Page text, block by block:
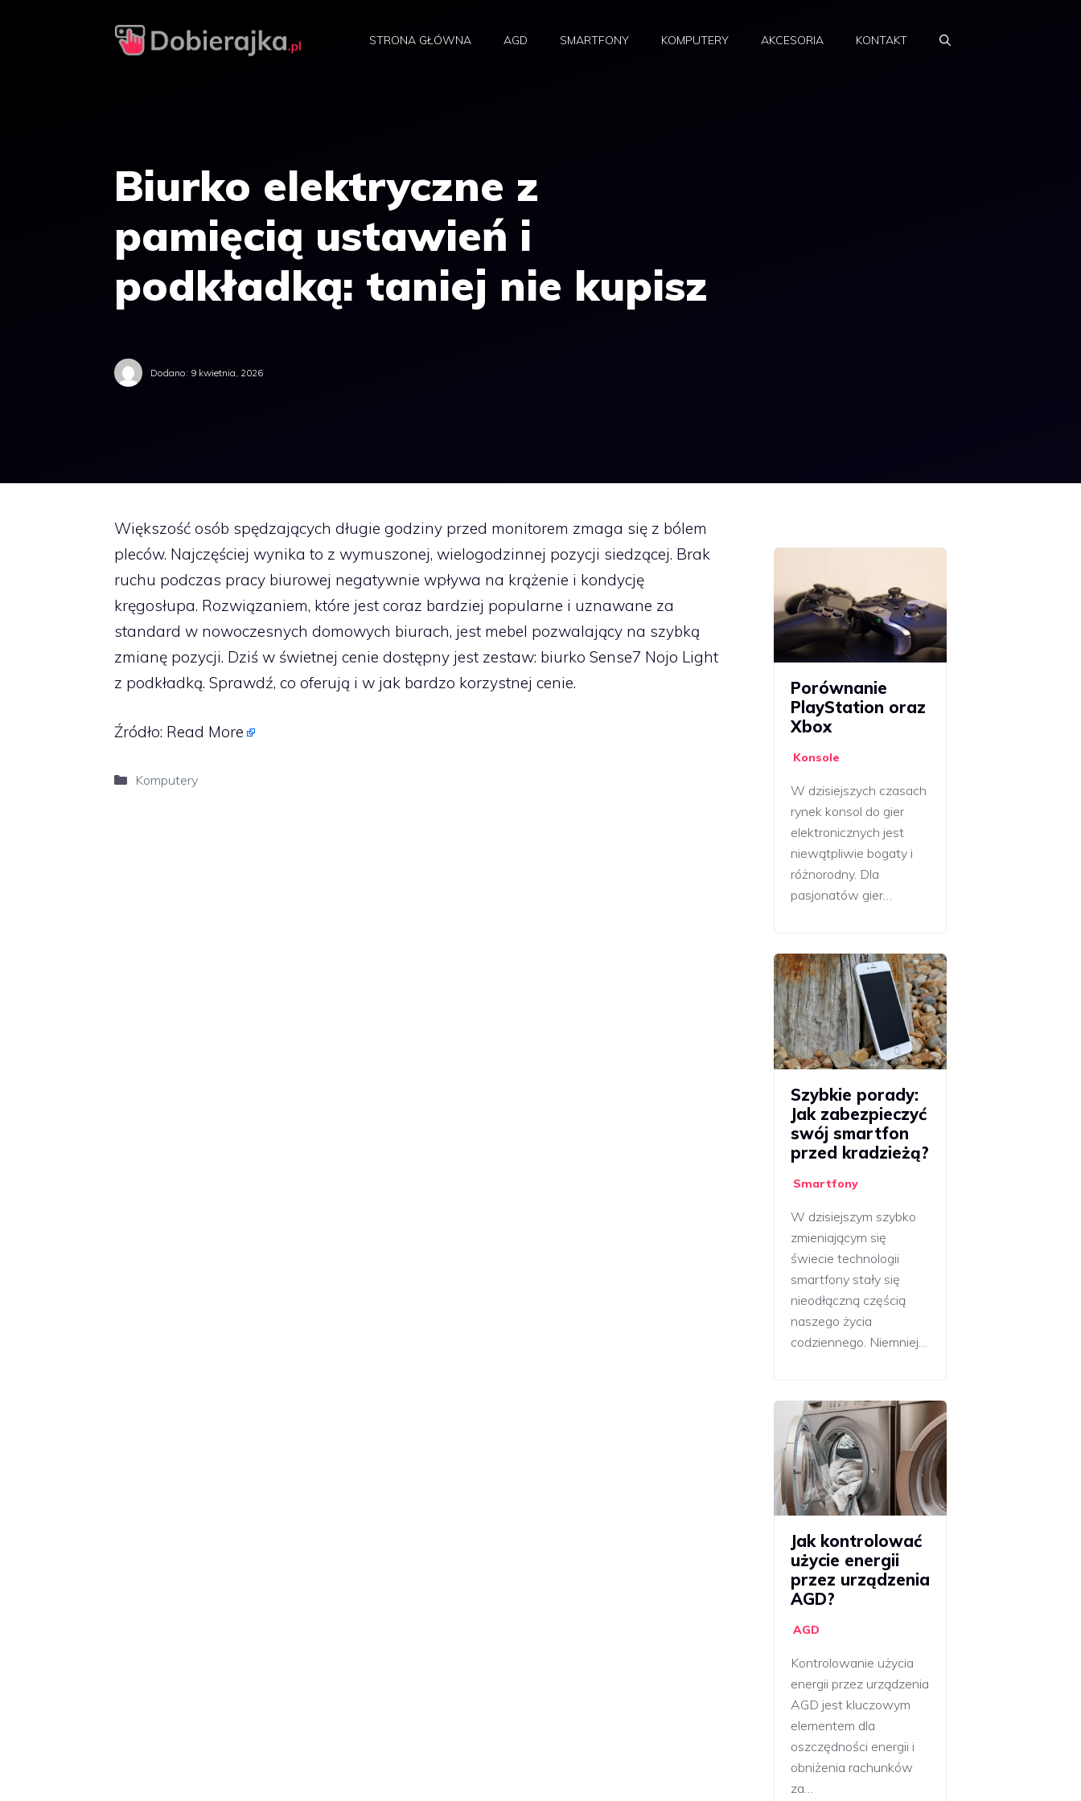
STRONA GŁÓWNA AGD SMARTFONY KOMPUTERY AKCESORIA KONTAKT
Biurko elektryczne z
pamięcią ustawień i
podkładką: taniej nie kupisz
Dodano: 9 kwietnia, 2026
Większość osób spędzających długie godziny przed monitorem zmaga się z bólem
pleców. Najczęściej wynika to z wymuszonej, wielogodzinnej pozycji siedzącej. Brak
ruchu podczas pracy biurowej negatywnie wpływa na krążenie i kondycję
kręgosłupa. Rozwiązaniem, które jest coraz bardziej popularne i uznawane za
standard w nowoczesnych domowych biurach, jest mebel pozwalający na szybką
zmianę pozycji. Dziś w świetnej cenie dostępny jest zestaw: biurko Sense7 Nojo Light
z podkładką. Sprawdź, co oferują i w jak bardzo korzystnej cenie.
Źródło: Read More
Kategorie
Komputery
Porównanie
PlayStation oraz
Xbox
Konsole
W dzisiejszych czasach
rynek konsol do gier
elektronicznych jest
niewątpliwie bogaty i
różnorodny. Dla
pasjonatów gier…
Szybkie porady:
Jak zabezpieczyć
swój smartfon
przed kradzieżą?
Smartfony
W dzisiejszym szybko
zmieniającym się
świecie technologii
smartfony stały się
nieodłączną częścią
naszego życia
codziennego. Niemniej…
Jak kontrolować
użycie energii
przez urządzenia
AGD?
AGD
Kontrolowanie użycia
energii przez urządzenia
AGD jest kluczowym
elementem dla
oszczędności energii i
obniżenia rachunków
za…